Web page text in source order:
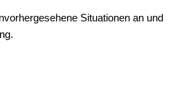
Situationen an und